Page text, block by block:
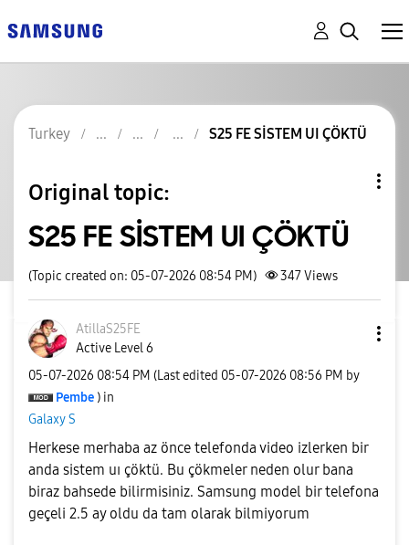
Turkey S25 FE SİSTEM UI ÇÖKTÜ
Original topic:
S25 FE SİSTEM UI ÇÖKTÜ
(Topic created on: 05-07-2026 08:54 PM) 347Views
AtillaS25FE
Active Level 6
‎05-07-2026 08:54 PM (Last edited ‎05-07-2026 08:56 PM by
Pembe ) in
Galaxy S
Herkese merhaba az önce telefonda video izlerken bir
anda sistem uı çöktü. Bu çökmeler neden olur bana
biraz bahsede bilirmisiniz. Samsung model bir telefona
geçeli 2.5 ay oldu da tam olarak bilmiyorum